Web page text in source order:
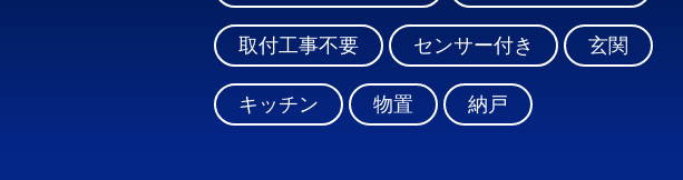
取付工事不要 センサー付き 玄関
キッチン 物置 納戸